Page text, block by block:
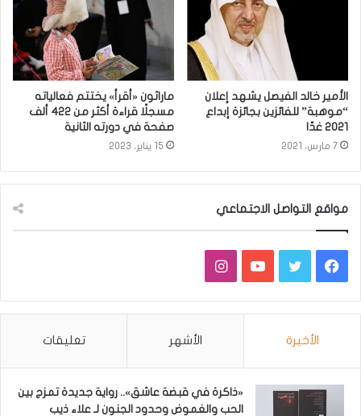
الأمير خالد الفيصل يشهد إعلان
“موهبة” للفائزين بجائزة إبداع
2021 غدًا
7 مارس، 2021
ماراثون «أقرأ» يختتم فعالياته
مسجلًا قراءة أكثر من 422 ألف
صفحة في دورته الثانية
15 يناير، 2023
مواقع التواصل الاجتماعي
فيسبوكتويتر يوتيوبانستقرام
الأخيرة الأشهر تعليقات
«ذاكرة في قبضة عاشق».. رواية جديدة تمزج بين
الحب والغموض وحدود الجنون لـ علاء ذيب